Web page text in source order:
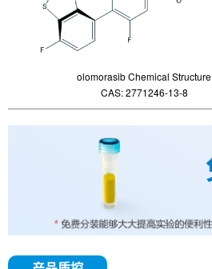
olomorasib Chemical Structure
CAS: 2771246-13-8